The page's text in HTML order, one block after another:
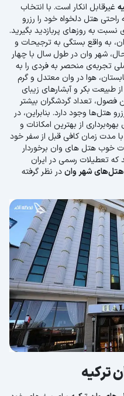
غیرقابل انکار است. با انتخاب
هتل دلخواه خود را رزرو
به روزهای پربازدید بگیرید.
به واقع بستگی به ترجیحات و
شهر وان در طول سال با چهار
تجربه‌ی منحصر به فردی را به
هوا در وان معتدل و گرم
طبیعت بکر و آبشارهای زیبای
تعداد گردشگران بیشتر
هتل‌ها وجود دارد. بنابراین، در
از بهترین امکانات و
مدت زمان کافی قبل از سفر خود
خوب هتل های وان برخوردار
که تعطیلات رسمی در ایران
هتل‌های شهر واندر نظر گرفته
ترکیه